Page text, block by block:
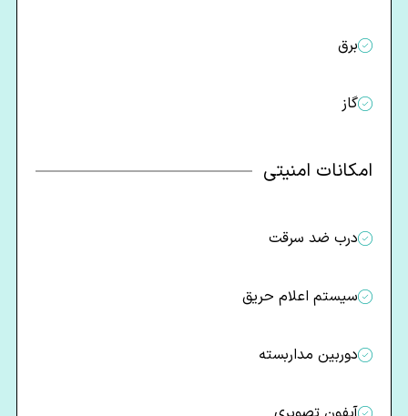
برق
گاز
امکانات امنیتی
درب ضد سرقت
سیستم اعلام حریق
دوربین مداربسته